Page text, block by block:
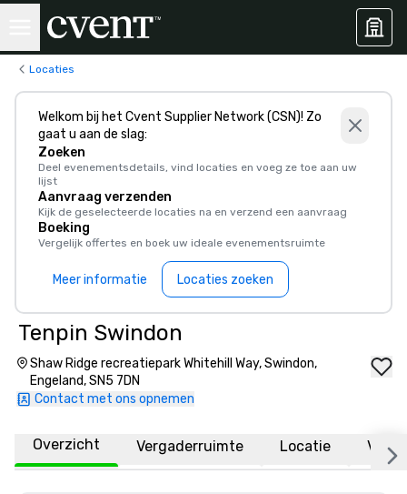
Locaties
Welkom bij het Cvent Supplier Network (CSN)! Zo
gaat u aan de slag:
Zoeken
Deel evenementsdetails, vind locaties en voeg ze toe aan uw
lijst
Aanvraag verzenden
Kijk de geselecteerde locaties na en verzend een aanvraag
Boeking
Vergelijk offertes en boek uw ideale evenementsruimte
Meer informatie Locaties zoeken
Tenpin Swindon
Shaw Ridge recreatiepark Whitehill Way, Swindon,
Engeland, SN5 7DN
Contact met ons opnemen
Overzicht Vergaderruimte Locatie